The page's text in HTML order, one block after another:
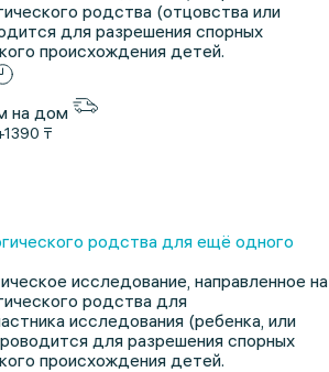
родства (отцовства или
для разрешения спорных
происхождения детей.
на дом
₸
родства для ещё одного
исследование, направленное на
родства для
исследования (ребенка, или
для разрешения спорных
происхождения детей.